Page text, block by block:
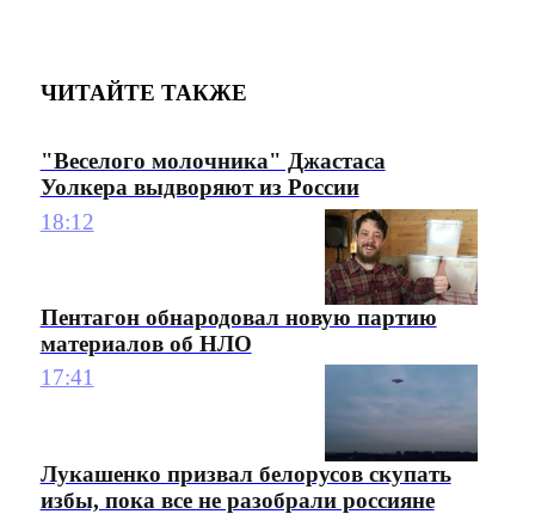
ЧИТАЙТЕ ТАКЖЕ
"Веселого молочника" Джастаса
Уолкера выдворяют из России
18:12
Пентагон обнародовал новую партию
материалов об НЛО
17:41
Лукашенко призвал белорусов скупать
избы, пока все не разобрали россияне